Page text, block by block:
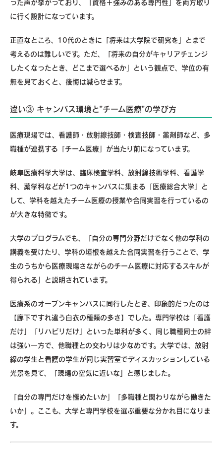
った声が挙がっており、「資格＋強みのある専門性」を両方取り
に行く設計になっています。
正直なところ、10代のときに「将来は大学院で研究を」とまで
考えるのは難しいです。ただ、「将来の自分がキャリアチェンジ
したくなったとき、どこまで選べるか」という観点で、学位の有
無を見ておくと、後悔は減らせます。
違い③ キャンパス環境と”チーム医療”の学び方
医療現場では、看護師・放射線技師・検査技師・薬剤師など、多
職種が連携する「チーム医療」が当たり前になっています。
岐阜医療科学大学は、臨床検査学科、放射線技術学科、看護学
科、薬学科などが1つのキャンパスに集まる「医療総合大学」と
して、学科を越えたチーム医療の授業や合同実習を行っているの
が大きな特徴です。
大学のプログラムでも、「自分の専門分野だけでなく他の学科の
講義を受けたり、学科の垣根を越えた合同実習を行うことで、学
生のうちから医療現場さながらのチーム医療に対応するスキルが
得られる」と説明されています。
医療系のオープンキャンパスに同行したとき、印象的だったのは
【廊下ですれ違う白衣の種類の多さ】でした。専門学校は「看護
だけ」「リハビリだけ」といった単科が多く、同じ職種同士の絆
は強い一方で、他職種との交わりは少なめです。大学では、放射
線の学生と看護の学生が同じ実習室でディスカッションしている
光景を見て、「現場の空気に近いな」と感じました。
「自分の専門だけを極めたいか」「多職種と関わりながら働きた
いか」。ここも、大学と専門学校を選ぶ重要な分かれ目になりま
す。